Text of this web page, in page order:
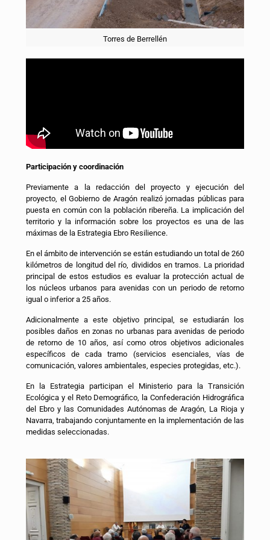
Torres de Berrellén
Participación y coordinación
Previamente a la redacción del proyecto y ejecución del
proyecto, el Gobierno de Aragón realizó jornadas públicas para
puesta en común con la población ribereña. La implicación del
territorio y la información sobre los proyectos es una de las
máximas de la Estrategia Ebro Resilience.
En el ámbito de intervención se están estudiando un total de 260
kilómetros de longitud del río, divididos en tramos. La prioridad
principal de estos estudios es evaluar la protección actual de
los núcleos urbanos para avenidas con un periodo de retorno
igual o inferior a 25 años.
Adicionalmente a este objetivo principal, se estudiarán los
posibles daños en zonas no urbanas para avenidas de periodo
de retorno de 10 años, así como otros objetivos adicionales
específicos de cada tramo (servicios esenciales, vías de
comunicación, valores ambientales, especies protegidas, etc.).
En la Estrategia participan el Ministerio para la Transición
Ecológica y el Reto Demográfico, la Confederación Hidrográfica
del Ebro y las Comunidades Autónomas de Aragón, La Rioja y
Navarra, trabajando conjuntamente en la implementación de las
medidas seleccionadas.